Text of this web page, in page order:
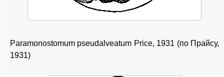
Paramonostomum pseudalveatum Price, 1931 (по Прайсу,
1931)